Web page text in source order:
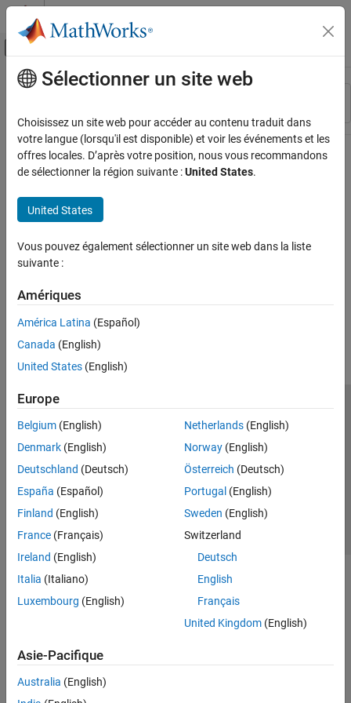
Passer au contenu
Activer/désactiver l'affichage du menu
Ressource
Contenu principal
Sélectionner un site web
Choisissez un site web pour accéder au contenu traduit dans
votre langue (lorsqu'il est disponible) et voir les événements et les
offres locales. D’après votre position, nous vous recommandons
de sélectionner la région suivante :United States.
United States
Vous pouvez également sélectionner un site web dans la liste
suivante :
Amériques
América Latina (Español)
Canada (English)
United States (English)
Europe
Belgium (English)
Denmark (English)
Deutschland (Deutsch)
España (Español)
Finland (English)
France (Français)
Ireland (English)
Italia (Italiano)
Luxembourg (English)
Netherlands(English)
Norway(English)
Österreich (Deutsch)
Portugal (English)
Sweden (English)
Switzerland
Deutsch
English
Français
United Kingdom(English)
Asie-Pacifique
Australia (English)
Lutte anti-piratage
Contacts locaux
© 1994-2026 The MathWorks, Inc.